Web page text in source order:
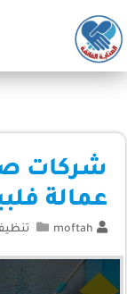
شركات
عمالة فلبينية
moftah